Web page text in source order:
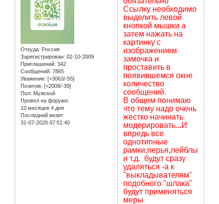
Откуда: Россия
Зарегистрирован: 02-10-2009
Приглашений: 342
Сообщений: 7865
Уважение: [+3063/-55]
Позитив: [+2008/-39]
Пол: Мужской
Провел на форуме:
10 месяцев 4 дня
Последний визит:
31-07-2026 07:51:40
Ссылку необходимо
выделить левой
кнопкой мышки а
затем нажать на
картинку с
изображением
замочка и
проставить в
появившемся окне
количество
сообщений.
В общем понимаю
что тему надо очень
жестко начинать
модерировать...И
впредь все
однотипные
рамки,перья,лейблы
и т.д. будут сразу
удаляться -а к
"выкладывателям"
подобного "шлака"
будут применяться
меры